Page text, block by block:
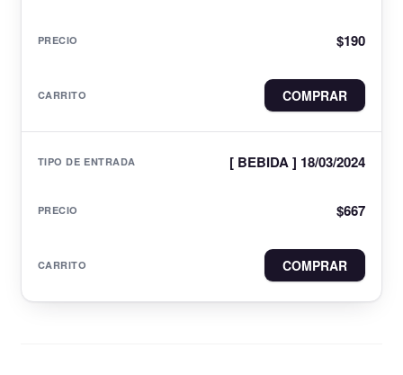
$190
COMPRAR
[ BEBIDA ] 18/03/2024
$667
COMPRAR